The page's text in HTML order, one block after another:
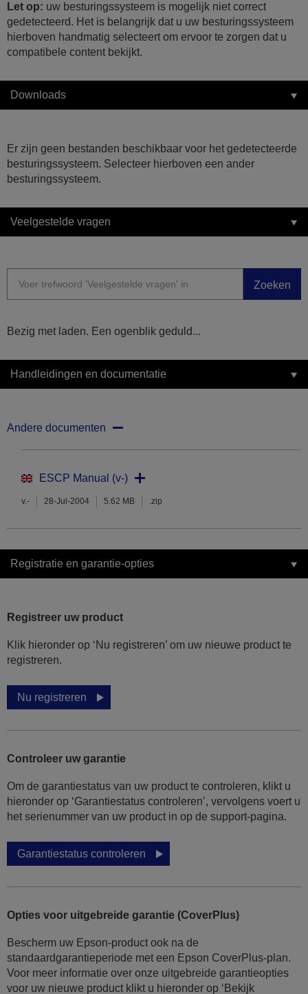
Let op: uw besturingssysteem is mogelijk niet correct
gedetecteerd. Het is belangrijk dat u uw besturingssysteem
hierboven handmatig selecteert om ervoor te zorgen dat u
compatibele content bekijkt.
Downloads
Er zijn geen bestanden beschikbaar voor het gedetecteerde
besturingssysteem. Selecteer hierboven een ander
besturingssysteem.
Veelgestelde vragen
Zoeken
Bezig met laden. Een ogenblik geduld...
Handleidingen en documentatie
Andere documenten
ESCP Manual (v-)
v.- 28-Jul-2004 5.62 MB .zip
Registratie en garantie-opties
Registreer uw product
Klik hieronder op ‘Nu registreren’ om uw nieuwe product te
registreren.
Nu registreren
Controleer uw garantie
Om de garantiestatus van uw product te controleren, klikt u
hieronder op ‘Garantiestatus controleren’, vervolgens voert u
het serienummer van uw product in op de support-pagina.
Garantiestatus controleren
Opties voor uitgebreide garantie (CoverPlus)
Bescherm uw Epson-product ook na de
standaardgarantieperiode met een Epson CoverPlus-plan.
Voor meer informatie over onze uitgebreide garantieopties
voor uw nieuwe product klikt u hieronder op ‘Bekijk